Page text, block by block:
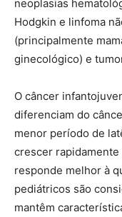
neoplasias
Hodgkin e linfoma
(principalmente
ginecológico) e
O câncer
diferenciam do
menor período de
crescer
responde melhor à
pediátricos são
mantêm